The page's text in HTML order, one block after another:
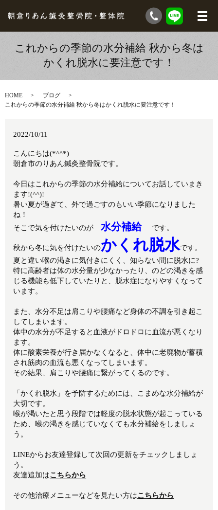
これからの季節の水分補給 秋から冬は
かくれ脱水に要注意です！
HOME
ブログ
これからの季節の水分補給 秋から冬はかくれ脱水に要注意です！
2022/10/11
こんにちは(*^^*)
朝倉市のりあん鍼灸整骨院です。
今日はこれからの季節の水分補給についてお話していまき
ます!(^^)!
暑い夏が過ぎて、外で過ごすのもいい季節になりました
ね！
そこで気を付けたいのが水分補給 です。
秋から冬に気を付けたいのかくれ脱水です。
夏と違い喉の渇きに気付きにくく、知らない間に脱水に?
特に高齢者は体の水分量が少なかったり、のどの渇きを感
じる機能も低下していたりと、脱水症になりやすくなって
います。
また、水分不足は肩こりや腰痛など身体の不調を引き起こ
してしまいます。
体中の水分が不足すると血液がドロドロに血流が悪くなり
ます。
体に酸素栄養が行き届かなくなると、体中に老廃物が蓄積
され筋肉の血流も悪くなってしまいます。
その結果、肩こりや腰痛に繋がってくるのです。
「かくれ脱水」を予防するためには、こまめな水分補給が
大切です。
喉が渇いたと思う段階では軽度の脱水状態が起こっている
ため、喉の渇きを感じていなくても水分補給をしましょ
う。
LINEからお友達登録して次回の更新をチェックしましょ
う。
友達追加はこちらから
その他治療メニューなどを見たい方はこちらから